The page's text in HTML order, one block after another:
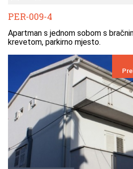
PER-009-4
Apartman s jednom sobom s
krevetom, parkirno mjesto.